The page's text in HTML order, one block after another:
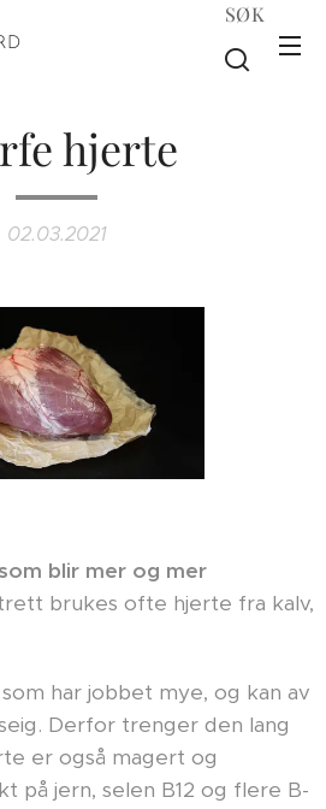
SØK
hjerte
02.03.2021
blir mer og mer
brukes ofte hjerte fra kalv,
har jobbet mye, og kan av
Derfor trenger den lang
er også magert og
på jern, selen B12 og flere B-